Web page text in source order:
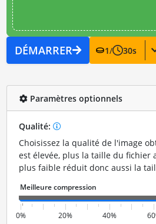
DÉMARRER 1/ 30s
Paramètres optionnels
Qualité:
Choisissez la qualité de l'image
est élevée, plus la taille du fichier
plus faible réduit donc aussi la
0% 20% 40%